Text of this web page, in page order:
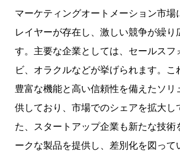
マーケティングオートメーション市場
レイヤーが存在し、激しい競争が繰り
す。主要な企業としては、セールスフ
ビ、オラクルなどが挙げられます。こ
豊富な機能と高い信頼性を備えたソリ
供しており、市場でのシェアを拡大し
た、スタートアップ企業も新たな技術
ークな製品を提供し、差別化を図って